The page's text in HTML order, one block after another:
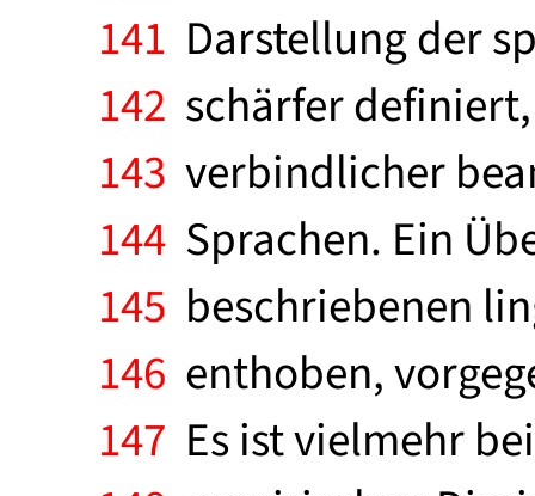
141 Darstellung der
142 schärfer
143 verbindlicher
144 Sprachen. Ein
145 beschriebenen
146 enthoben,
147 Es ist vielmehr